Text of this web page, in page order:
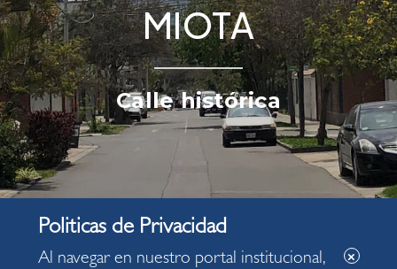
MIOTA
Calle histórica
Al navegar en nuestro portal institucional,